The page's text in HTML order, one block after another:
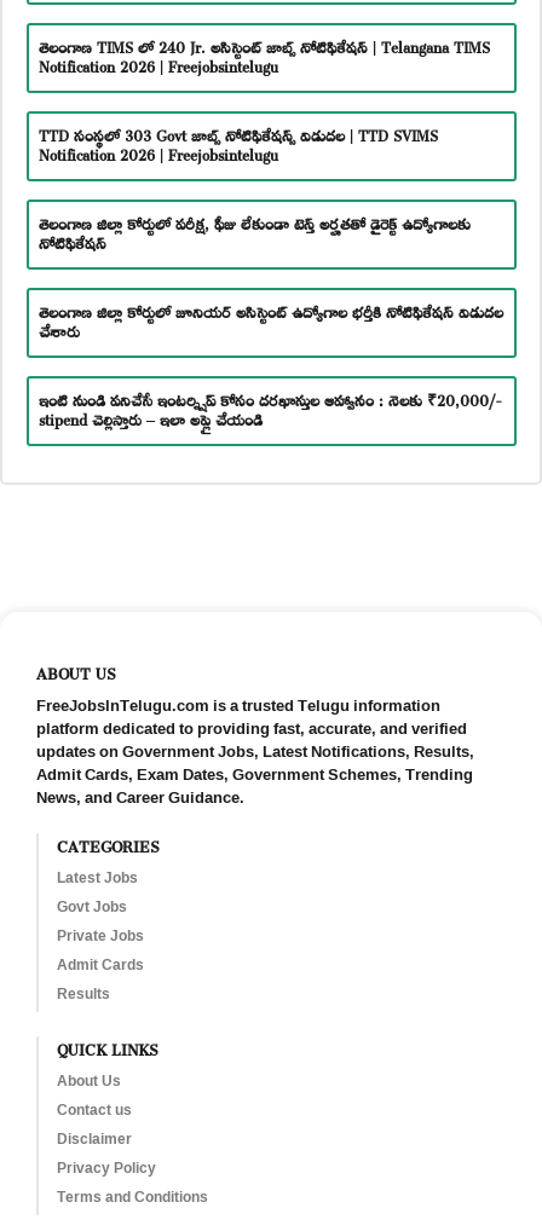
తెలంగాణ TIMS లో 240 Jr. అసిస్టెంట్ జాబ్స్ నోటిఫికేషన్ | Telangana TIMS
Notification 2026 | Freejobsintelugu
TTD సంస్థలో 303 Govt జాబ్స్ నోటిఫికేషన్స్ విడుదల | TTD SVIMS
Notification 2026 | Freejobsintelugu
తెలంగాణ జిల్లా కోర్టులో పరీక్ష, ఫీజు లేకుండా టెన్త్ అర్హతతో డైరెక్ట్ ఉద్యోగాలకు
నోటిఫికేషన్
తెలంగాణ జిల్లా కోర్టులో జూనియర్ అసిస్టెంట్ ఉద్యోగాల భర్తీకి నోటిఫికేషన్ విడుదల
చేశారు
ఇంటి నుండి పనిచేసే ఇంటర్న్షిప్ కోసం దరఖాస్తుల ఆహ్వానం : నెలకు ₹20,000/-
stipend చెల్లిస్తారు – ఇలా అప్లై చేయండి
ABOUT US
FreeJobsInTelugu.com is a trusted Telugu information
platform dedicated to providing fast, accurate, and verified
updates on Government Jobs, Latest Notifications, Results,
Admit Cards, Exam Dates, Government Schemes, Trending
News, and Career Guidance.
CATEGORIES
Latest Jobs
Govt Jobs
Private Jobs
Admit Cards
Results
QUICK LINKS
About Us
Contact us
Disclaimer
Privacy Policy
Terms and Conditions